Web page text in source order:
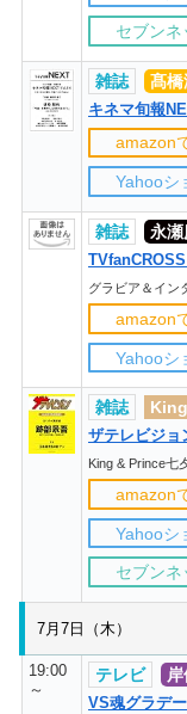
セブンネ
雑誌 髙橋
キネマ旬報
amazon
Yahooシ
雑誌 永瀬
グラビア＆イン
amazon
Yahooシ
雑誌
ザテレビジョ
King & Prince七
amazon
Yahooシ
セブンネ
7月7日（木）
19:00
～
テレビ
VS魂グラデ